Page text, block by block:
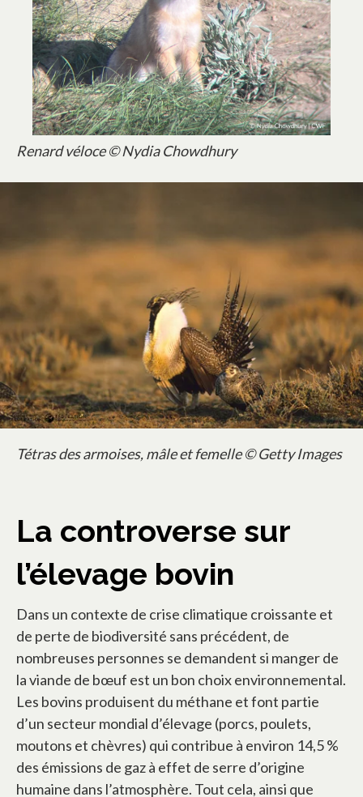
Renard véloce © Nydia Chowdhury
Tétras des armoises, mâle et femelle © Getty Images
La controverse sur
l’élevage bovin
Dans un contexte de crise climatique croissante et
de perte de biodiversité sans précédent, de
nombreuses personnes se demandent si manger de
la viande de bœuf est un bon choix environnemental.
Les bovins produisent du méthane et font partie
d’un secteur mondial d’élevage (porcs, poulets,
moutons et chèvres) qui contribue à environ 14,5 %
des émissions de gaz à effet de serre d’origine
humaine dans l’atmosphère. Tout cela, ainsi que